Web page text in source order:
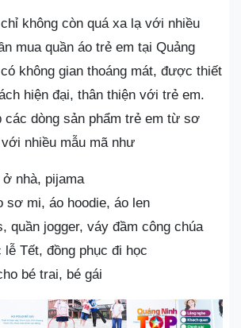
không còn quá xa lạ với nhiều
mua quần áo trẻ em tại Quảng
không gian thoáng mát, được thiết
hiện đại, thân thiện với trẻ em.
dòng sản phẩm trẻ em từ sơ
nhiều mẫu mã như
ở nhà, pijama
sơ mi, áo hoodie, áo len
quần jogger, váy đầm công chúa
lễ Tết, đồng phục đi học
bé trai, bé gái